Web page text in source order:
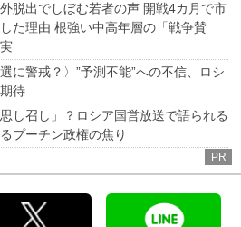
脱出でしぼむ若者の声 開戦4カ月で市
た理由 根強い中高年層の「戦争賛
に警戒？〉”予測不能”への不信、ロシ
待
し召し」？ロシア国営放送で語られる
プーチン政権の焦り
PR